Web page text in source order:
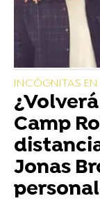
INCÓGNITAS
Camp
Jonas